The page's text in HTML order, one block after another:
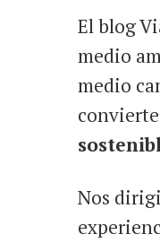
El blog
medio
medio
Nos